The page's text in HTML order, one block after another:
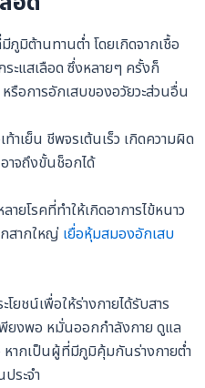
มิต้านทานต่ำ โดยเกิดจากเชื้อ
ะแสเลือด ซึ่งหลายๆ ครั้งก็
รือการอักเสบของอวัยวะส่วนอื่น
าเย็น ชีพจรเต้นเร็ว เกิดความผิด
าจถึงขั้นช็อกได้
ยโรคที่ทำให้เกิดอาการไข้หนาว
กสากใหญ่ เยื่อหุ้มสมองอักเสบ
ยชน์เพื่อให้ร่างกายได้รับสาร
พียงพอ หมั่นออกกำลังกาย ดูแล
หากเป็นผู้ที่มีภูมิคุ้มกันร่างกายต่ำ
ระจำ